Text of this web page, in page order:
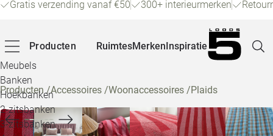
Gratis verzending vanaf €50 300+ interieurmerken
Producten
Meubels
Banken
Hoekbanken
2-zitsbanken
3-zitsbanken
RuimtesMerkenInspiratie
Producten/Accessoires /Woonaccessoires /Plaids